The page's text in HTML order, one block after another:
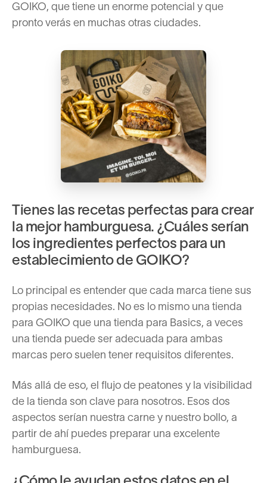
GOIKO, que tiene un enorme potencial y que
pronto verás en muchas otras ciudades.
Tienes las recetas perfectas para crear
la mejor hamburguesa. ¿Cuáles serían
los ingredientes perfectos para un
establecimiento de GOIKO?
Lo principal es entender que cada marca tiene sus
propias necesidades. No es lo mismo una tienda
para GOIKO que una tienda para Basics, a veces
una tienda puede ser adecuada para ambas
marcas pero suelen tener requisitos diferentes.
Más allá de eso, el flujo de peatones y la visibilidad
de la tienda son clave para nosotros. Esos dos
aspectos serían nuestra carne y nuestro bollo, a
partir de ahí puedes preparar una excelente
hamburguesa.